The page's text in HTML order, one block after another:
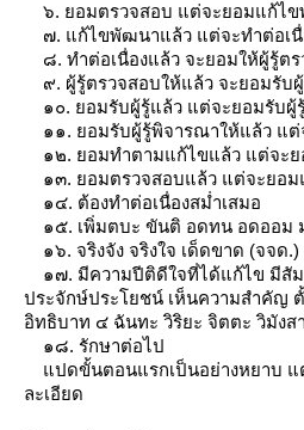
๖. ยอมตรวจสอบ แต่จะยอมแก้ไ
๗. แก้ไขพัฒนาแล้ว แต่จะทำต่อเนื่
๘. ทำต่อเนื่องแล้ว จะยอมให้ผู้รู้ต
๙. ผู้รู้ตรวจสอบให้แล้ว จะยอมรับ
๑๐. ยอมรับผู้รู้แล้ว แต่จะยอมรับผู้
๑๑. ยอมรับผู้รู้พิจารณาให้แล้ว แต่
๑๒. ยอมทำตามแก้ไขแล้ว แต่จะย
๑๓. ยอมตรวจสอบแล้ว แต่จะยอ
๑๔. ต้องทำต่อเนื่องสม่ำเสมอ
๑๕. เพิ่มตบะ ขันติ อดทน อดออม
๑๖. จริงจัง จริงใจ เด็ดขาด (จจด.)
๑๗. มีความปีติดีใจที่ได้แก้ไข มีสัม
ประจักษ์ประโยชน์ เห็นความสำคัญ
อิทธิบาท ๔ ฉันทะ วิริยะ จิตตะ วิมังส
๑๘. รักษาต่อไป
ปดขั้นตอนแรกเป็นอย่างหยาบ แ
ละเอียด